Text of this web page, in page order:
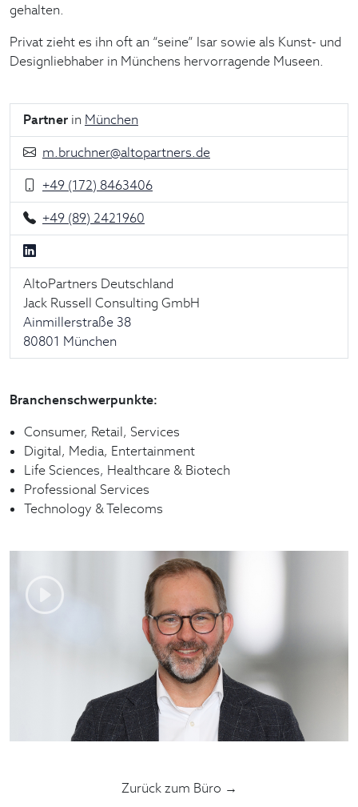
gehalten.
Privat zieht es ihn oft an “seine” Isar sowie als Kunst- und
Designliebhaber in Münchens hervorragende Museen.
Partner in München
m.bruchner@altopartners.de
+49 (172) 8463406
+49 (89) 2421960
AltoPartners Deutschland
Jack Russell Consulting GmbH
Ainmillerstraße 38
80801 München
Branchenschwerpunkte:
Consumer, Retail, Services
Digital, Media, Entertainment
Life Sciences, Healthcare & Biotech
Professional Services
Technology & Telecoms
Zurück zum Büro →